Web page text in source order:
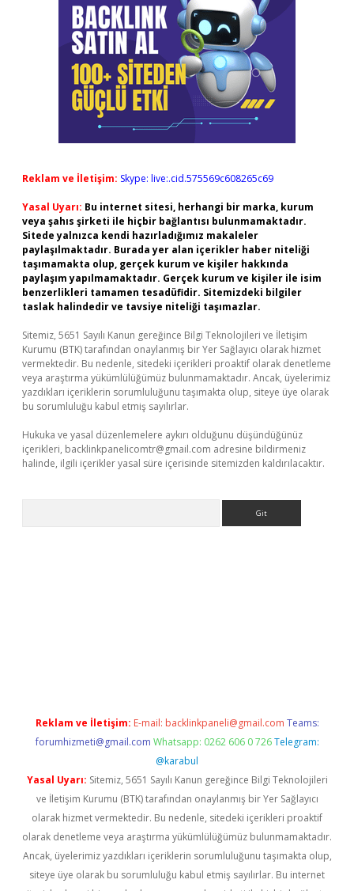
Reklam ve İletişim: Skype: live:.cid.575569c608265c69
Yasal Uyarı: Bu internet sitesi, herhangi bir marka, kurum
veya şahıs şirketi ile hiçbir bağlantısı bulunmamaktadır.
Sitede yalnızca kendi hazırladığımız makaleler
paylaşılmaktadır. Burada yer alan içerikler haber niteliği
taşımamakta olup, gerçek kurum ve kişiler hakkında
paylaşım yapılmamaktadır. Gerçek kurum ve kişiler ile isim
benzerlikleri tamamen tesadüfidir. Sitemizdeki bilgiler
taslak halindedir ve tavsiye niteliği taşımazlar.
Sitemiz, 5651 Sayılı Kanun gereğince Bilgi Teknolojileri ve İletişim
Kurumu (BTK) tarafından onaylanmış bir Yer Sağlayıcı olarak hizmet
vermektedir. Bu nedenle, sitedeki içerikleri proaktif olarak denetleme
veya araştırma yükümlülüğümüz bulunmamaktadır. Ancak, üyelerimiz
yazdıkları içeriklerin sorumluluğunu taşımakta olup, siteye üye olarak
bu sorumluluğu kabul etmiş sayılırlar.
Hukuka ve yasal düzenlemelere aykırı olduğunu düşündüğünüz
içerikleri, backlinkpanelicomtr@gmail.com adresine bildirmeniz
halinde, ilgili içerikler yasal süre içerisinde sitemizden kaldırılacaktır.
Reklam ve İletişim: E-mail: backlinkpaneli@gmail.com Teams:
forumhizmeti@gmail.com Whatsapp: 0262 606 0 726 Telegram:
@karabul
Yasal Uyarı: Sitemiz, 5651 Sayılı Kanun gereğince Bilgi Teknolojileri
ve İletişim Kurumu (BTK) tarafından onaylanmış bir Yer Sağlayıcı
olarak hizmet vermektedir. Bu nedenle, sitedeki içerikleri proaktif
olarak denetleme veya araştırma yükümlülüğümüz bulunmamaktadır.
Ancak, üyelerimiz yazdıkları içeriklerin sorumluluğunu taşımakta olup,
siteye üye olarak bu sorumluluğu kabul etmiş sayılırlar. Bu internet